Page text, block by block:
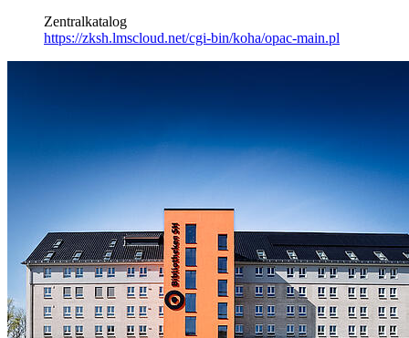
Zentralkatalog
https://zksh.lmscloud.net/cgi-bin/koha/opac-main.pl